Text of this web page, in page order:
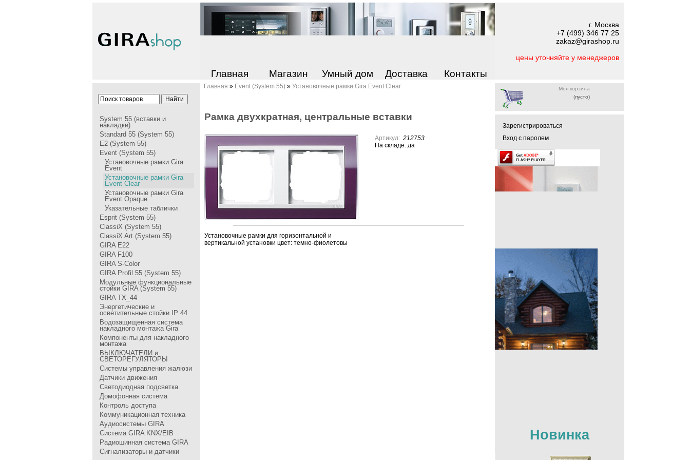
Главная Магазин Умный дом Доставка Контакты
г. Москва
+7 (499) 346 77 25
zakaz@girashop.ru
цены уточняйте у менеджеров
System 55 (вставки и
накладки)
Standard 55 (System 55)
E2 (System 55)
Event (System 55)
Установочные рамки Gira
Event
Установочные рамки Gira
Event Clear
Установочные рамки Gira
Event Opaque
Указательные таблички
Esprit (System 55)
ClassiX (System 55)
ClassiX Art (System 55)
GIRA Е22
GIRA F100
GIRA S-Color
GIRA Profil 55 (System 55)
Модульные функциональные
стойки GIRA (System 55)
GIRA TX_44
Энергетические и
осветительные стойки IP 44
Водозащищенная система
накладного монтажа Gira
Компоненты для накладного
монтажа
ВЫКЛЮЧАТЕЛИ и
СВЕТОРЕГУЛЯТОРЫ
Системы управления жалюзи
Датчики движения
Светодиодная подсветка
Домофонная система
Контроль доступа
Коммуникационная техника
Аудиосистемы GIRA
Система GIRA KNX/EIB
Радиошинная система GIRA
Сигнализаторы и датчики
Главная » Event (System 55) » Установочные рамки Gira Event Clear
Рамка двухкратная, центральные вставки
Артикул: 212753
На складе: да
Установочные pамки для гоpизонтальной и
веpтикальной установки цвет: темно-фиолетовы
Моя корзина
(пусто)
Зарегистрироваться
Вход с паролем
Новинка